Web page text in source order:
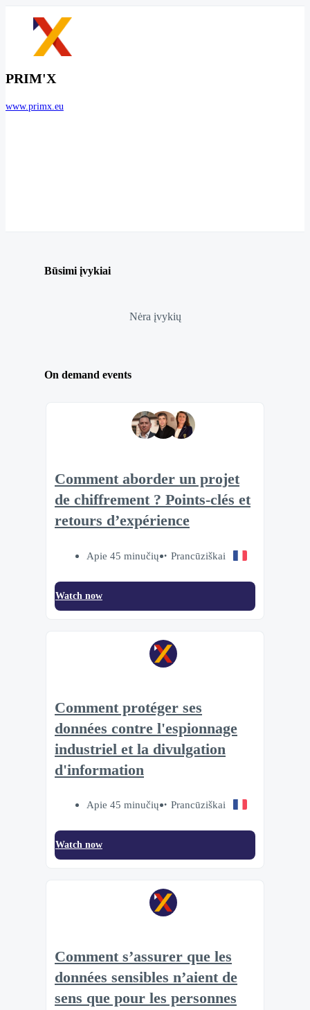
PRIM'X
www.primx.eu
Būsimi įvykiai
Nėra įvykių
On demand events
Comment aborder un projet
de chiffrement ? Points-clés et
retours d’expérience
Apie 45 minučių Prancūziškai
Watch now
Comment protéger ses
données contre l'espionnage
industriel et la divulgation
d'information
Apie 45 minučių Prancūziškai
Watch now
Comment s’assurer que les
données sensibles n’aient de
sens que pour les personnes